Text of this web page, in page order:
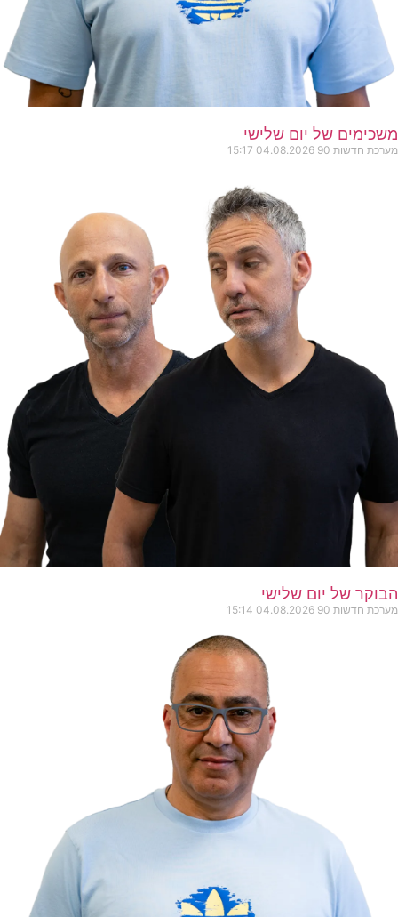
משכימים של יום שלישי
מערכת חדשות 90 04.08.2026
15:17
הבוקר של יום שלישי
מערכת חדשות 90 04.08.2026
15:14